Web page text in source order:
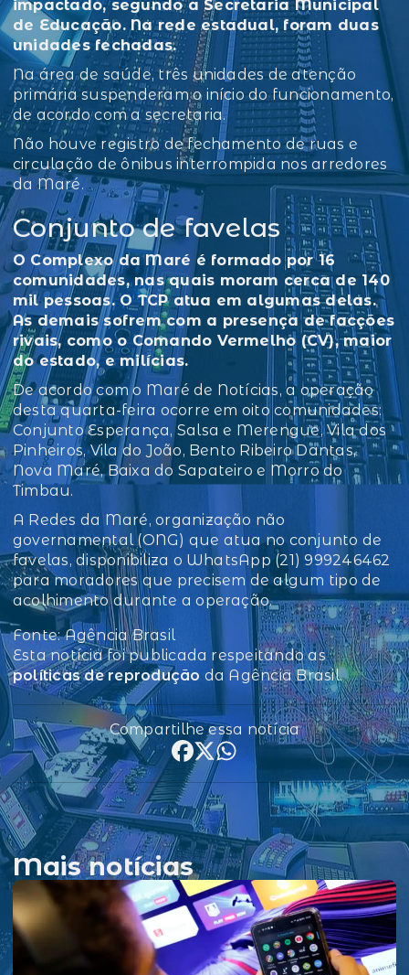
impactado, segundo a Secretaria Municipal
de Educação. Na rede estadual, foram duas
unidades fechadas.
Na área de saúde, três unidades de atenção
primária suspenderam o início do funcionamento,
de acordo com a secretaria.
Não houve registro de fechamento de ruas e
circulação de ônibus interrompida nos arredores
da Maré.
Conjunto de favelas
O Complexo da Maré é formado por 16
comunidades, nas quais moram cerca de 140
mil pessoas. O TCP atua em algumas delas.
As demais sofrem com a presença de facções
rivais, como o Comando Vermelho (CV), maior
do estado, e milícias.
De acordo com o Maré de Notícias, a operação
desta quarta-feira ocorre em oito comunidades:
Conjunto Esperança, Salsa e Merengue, Vila dos
Pinheiros, Vila do João, Bento Ribeiro Dantas,
Nova Maré, Baixa do Sapateiro e Morro do
Timbau.
A Redes da Maré, organização não
governamental (ONG) que atua no conjunto de
favelas, disponibiliza o WhatsApp (21) 999246462
para moradores que precisem de algum tipo de
acolhimento durante a operação.
Fonte: Agência Brasil
Esta notícia foi publicada respeitando as
políticas de reprodução da Agência Brasil.
Compartilhe essa notícia
Mais notícias